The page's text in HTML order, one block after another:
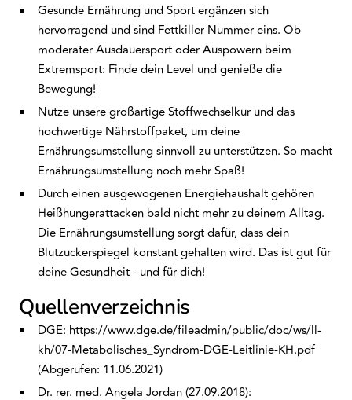
Gesunde Ernährung und Sport ergänzen sich
hervorragend und sind Fettkiller Nummer eins. Ob
moderater Ausdauersport oder Auspowern beim
Extremsport: Finde dein Level und genieße die
Bewegung!
Nutze unsere großartige Stoffwechselkur und das
hochwertige Nährstoffpaket, um deine
Ernährungsumstellung sinnvoll zu unterstützen. So macht
Ernährungsumstellung noch mehr Spaß!
Durch einen ausgewogenen Energiehaushalt gehören
Heißhungerattacken bald nicht mehr zu deinem Alltag.
Die Ernährungsumstellung sorgt dafür, dass dein
Blutzuckerspiegel konstant gehalten wird. Das ist gut für
deine Gesundheit - und für dich!
Quellenverzeichnis
DGE: https://www.dge.de/fileadmin/public/doc/ws/ll-
kh/07-Metabolisches_Syndrom-DGE-Leitlinie-KH.pdf
(Abgerufen: 11.06.2021)
Dr. rer. med. Angela Jordan (27.09.2018):